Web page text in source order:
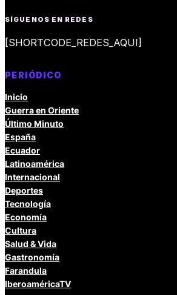
SÍGUENOS EN REDES
[SHORTCODE_REDES_AQUI]
PERIÓDICO
Inicio
Guerra en Oriente
Último Minuto
España
Ecuador
Latinoamérica
Internacional
Deportes
Tecnología
Economía
Cultura
Salud & Vida
Gastronomía
Farandula
IberoaméricaTV